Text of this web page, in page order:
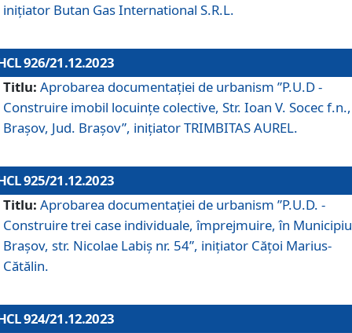
inițiator Butan Gas International S.R.L.
926/21.12.2023
Titlu: Aprobarea documentaţiei de urbanism ”P.U.D -
Construire imobil locuințe colective, Str. Ioan V. Socec f.n.,
Brașov, Jud. Brașov”, inițiator TRIMBITAS AUREL.
925/21.12.2023
Titlu: Aprobarea documentaţiei de urbanism ”P.U.D. -
Construire trei case individuale, împrejmuire, în
Brașov, str. Nicolae Labiș nr. 54”, inițiator Cățoi Marius-
Cătălin.
924/21.12.2023